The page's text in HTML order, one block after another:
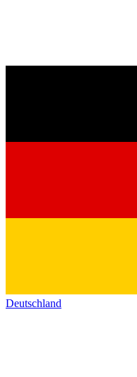
Deutschland